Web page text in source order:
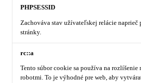
PHPSESSID
Zachováva stav užívateľskej relácie naprieč
stránky.
rc::a
Tento súbor cookie sa používa na
robotmi. To je výhodné pre web, aby